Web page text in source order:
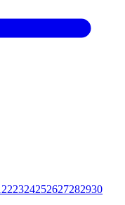
222324252627282930